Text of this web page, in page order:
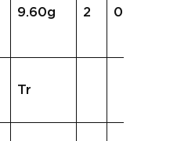
9.60g 2 0.5g
Tr